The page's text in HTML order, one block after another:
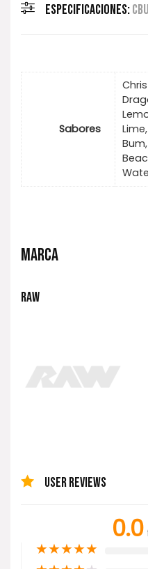
ESPECIFICACIONES:
Sabores
MARCA
RAW
USER REVIEWS
0.0
★★★★★